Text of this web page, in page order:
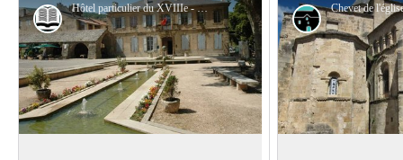
Hôtel particulier du XVIIIe - OT Larzac et Vallées
Histoire et patrimoine Architecture